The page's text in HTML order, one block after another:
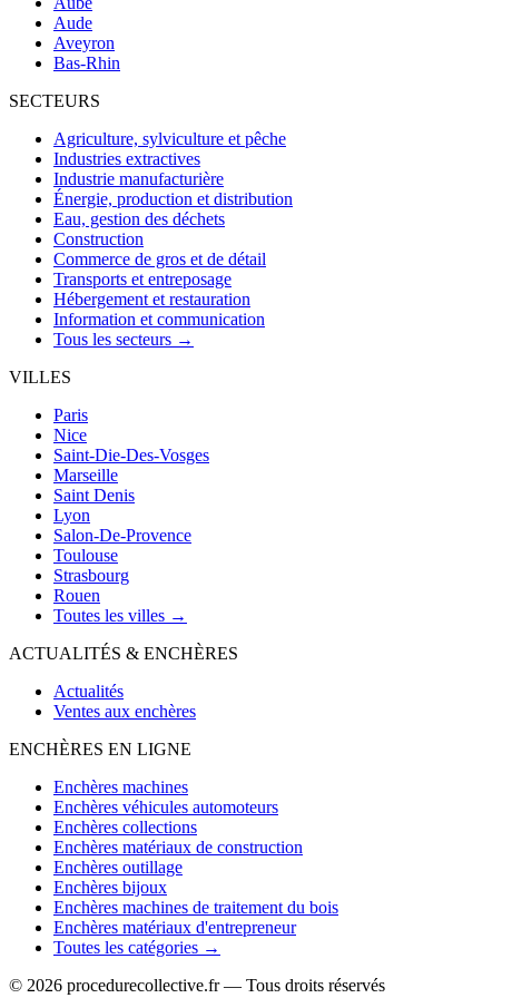
Aude
Aveyron
Bas-Rhin
SECTEURS
Agriculture, sylviculture et pêche
Industries extractives
Industrie manufacturière
Énergie, production et distribution
Eau, gestion des déchets
Construction
Commerce de gros et de détail
Transports et entreposage
Hébergement et restauration
Information et communication
Tous les secteurs →
VILLES
Paris
Nice
Saint-Die-Des-Vosges
Marseille
Saint Denis
Lyon
Salon-De-Provence
Toulouse
Strasbourg
Rouen
Toutes les villes →
ACTUALITÉS & ENCHÈRES
Actualités
Ventes aux enchères
ENCHÈRES EN LIGNE
Enchères machines
Enchères véhicules automoteurs
Enchères collections
Enchères matériaux de construction
Enchères outillage
Enchères bijoux
Enchères machines de traitement du bois
Enchères matériaux d'entrepreneur
Toutes les catégories →
© 2026 procedurecollective.fr — Tous droits réservés